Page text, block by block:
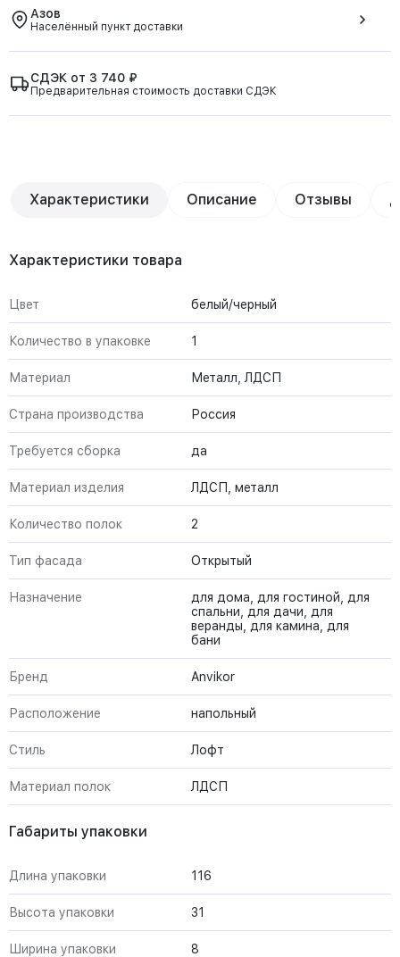
Азов
Населённый пункт доставки
СДЭК от 3 740 ₽
Предварительная стоимость доставки СДЭК
Характеристики Описание Отзывы
Характеристики товара
Цвет белый/черный
Количество в упаковке 1
Материал Металл, ЛДСП
Страна производства Россия
Требуется сборка да
Материал изделия ЛДСП, металл
Количество полок 2
Тип фасада Открытый
Назначение
для дома, для гостиной, для
спальни, для дачи, для
веранды, для камина, для
бани
Бренд Anvikor
Расположение напольный
Стиль Лофт
Материал полок ЛДСП
Габариты упаковки
Длина упаковки 116
Высота упаковки 31
Ширина упаковки 8